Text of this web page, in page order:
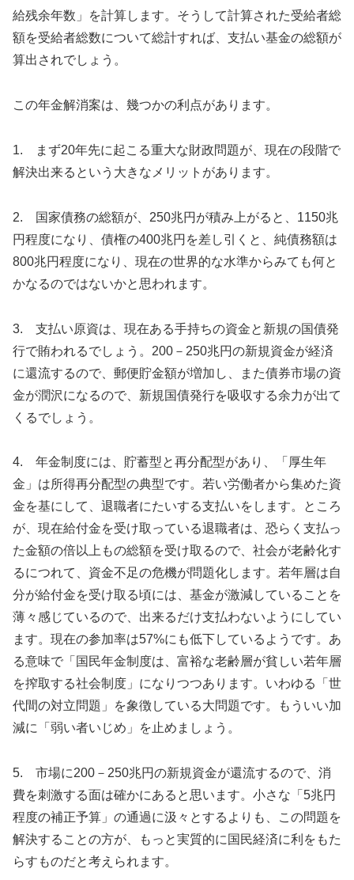
給残余年数」を計算します。そうして計算された受給者総
額を受給者総数について総計すれば、支払い基金の総額が
算出されでしょう。
この年金解消案は、幾つかの利点があります。
1. まず20年先に起こる重大な財政問題が、現在の段階で
解決出来るという大きなメリットがあります。
2. 国家債務の総額が、250兆円が積み上がると、1150兆
円程度になり、債権の400兆円を差し引くと、純債務額は
800兆円程度になり、現在の世界的な水準からみても何と
かなるのではないかと思われます。
3. 支払い原資は、現在ある手持ちの資金と新規の国債発
行で賄われるでしょう。200－250兆円の新規資金が経済
に還流するので、郵便貯金額が増加し、また債券市場の資
金が潤沢になるので、新規国債発行を吸収する余力が出て
くるでしょう。
4. 年金制度には、貯蓄型と再分配型があり、「厚生年
金」は所得再分配型の典型です。若い労働者から集めた資
金を基にして、退職者にたいする支払いをします。ところ
が、現在給付金を受け取っている退職者は、恐らく支払っ
た金額の倍以上もの総額を受け取るので、社会が老齢化す
るにつれて、資金不足の危機が問題化します。若年層は自
分が給付金を受け取る頃には、基金が激減していることを
薄々感じているので、出来るだけ支払わないようにしてい
ます。現在の参加率は57%にも低下しているようです。あ
る意味で「国民年金制度は、富裕な老齢層が貧しい若年層
を搾取する社会制度」になりつつあります。いわゆる「世
代間の対立問題」を象徴している大問題です。もういい加
減に「弱い者いじめ」を止めましょう。
5. 市場に200－250兆円の新規資金が還流するので、消
費を刺激する面は確かにあると思います。小さな「5兆円
程度の補正予算」の通過に汲々とするよりも、この問題を
解決することの方が、もっと実質的に国民経済に利をもた
らすものだと考えられます。